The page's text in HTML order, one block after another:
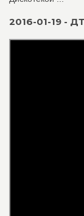
2016-01-19 -